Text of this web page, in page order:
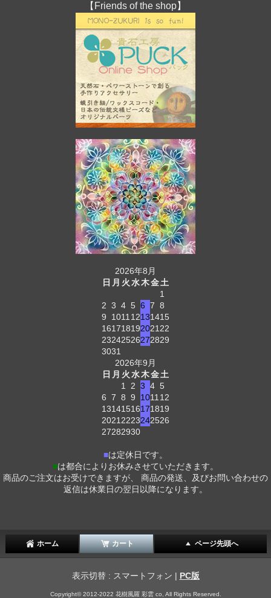
【Friends of the shop】
2026年8月
日 月 火水木金土
1
2 3 4 5 6 7 8
9
1011 12131415
161718192021 22
23242526272829
3031
2026年9月
日 月 火水木金土
1
2 3 4 5
6 7 8 9 1011 12
13141516171819
2021 2223242526
27282930
■は定休日です。
■は都合によりお休みさせていただきます。
商品のご注文はお受けできますが、 商品の発送、及びお問い合わせの
返信は休業日の翌日以降になります。
ホーム カート ページ先頭へ
表示切替 : スマートフォン | PC版
Copyright© 2012-2022 花樹風羅 彩雲 co, All Rights Reserved.